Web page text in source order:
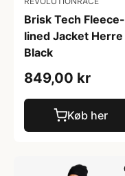
Brisk Tech Fleece-
lined Jacket Herre
Black
849,00 kr
Køb her